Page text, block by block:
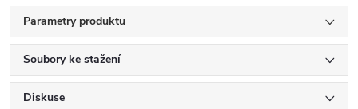
Parametry produktu
Soubory ke stažení
Diskuse